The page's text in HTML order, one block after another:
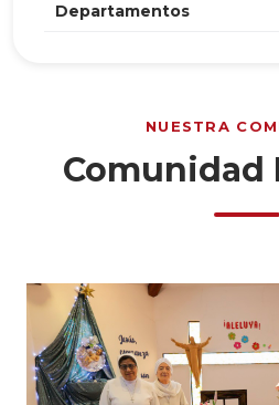
NUESTRA
Comunidad
Departamentos